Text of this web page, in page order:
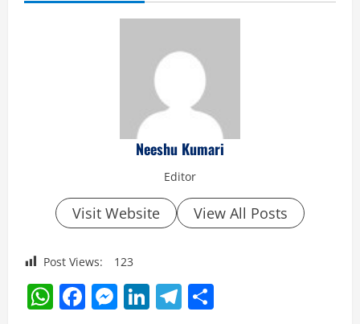
Neeshu Kumari
Editor
Visit Website View All Posts
Post Views: 123
WhatsApp
Facebook
Messenger
LinkedIn
Telegram